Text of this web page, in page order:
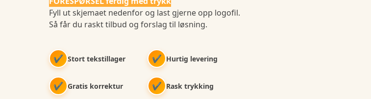
Fyll ut skjemaet nedenfor og last gjerne opp logofil.
Så får du raskt tilbud og forslag til løsning.
✔ Stort tekstillager ✔ Hurtig levering
✔ Gratis korrektur ✔ Rask trykking